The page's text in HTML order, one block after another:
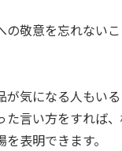
の敬意を忘れない
が気になる人もい
た言い方をすれば
表明できます。